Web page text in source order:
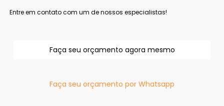
Entre em contato com um de nossos especialistas!
Faça seu orçamento agora mesmo
Faça seu orçamento por Whatsapp